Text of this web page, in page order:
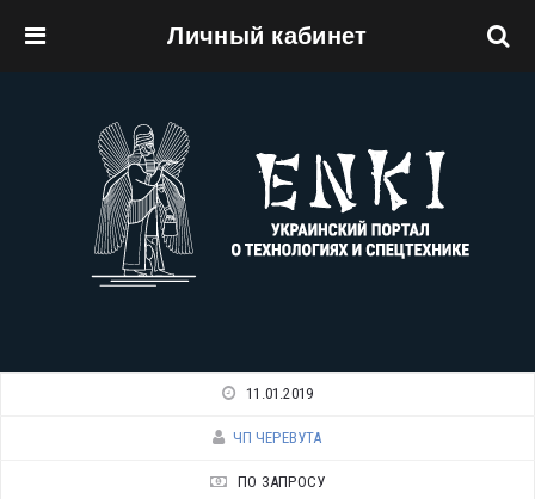
Личный кабинет
11.01.2019
ЧП ЧЕРЕВУТА
ПО ЗАПРОСУ